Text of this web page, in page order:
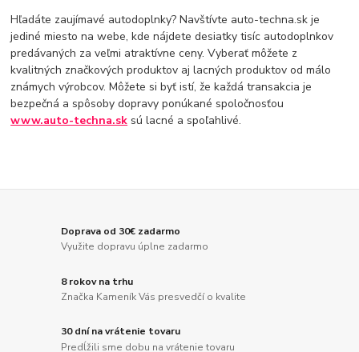
Hľadáte zaujímavé autodoplnky? Navštívte auto-techna.sk je
jediné miesto na webe, kde nájdete desiatky tisíc autodoplnkov
predávaných za veľmi atraktívne ceny. Vyberať môžete z
kvalitných značkových produktov aj lacných produktov od málo
známych výrobcov. Môžete si byť istí, že každá transakcia je
bezpečná a spôsoby dopravy ponúkané spoločnosťou
www.auto-techna.sk sú lacné a spoľahlivé.
Doprava od 30€ zadarmo
Využite dopravu úplne zadarmo
8 rokov na trhu
Značka Kameník Vás presvedčí o kvalite
30 dní na vrátenie tovaru
Predĺžili sme dobu na vrátenie tovaru